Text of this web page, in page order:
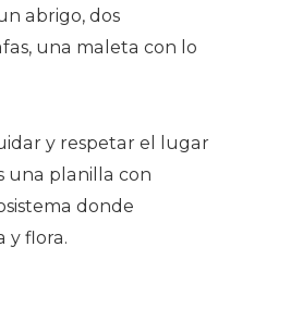
abrigo, dos
una maleta con lo
y respetar el lugar
una planilla con
donde
y flora.